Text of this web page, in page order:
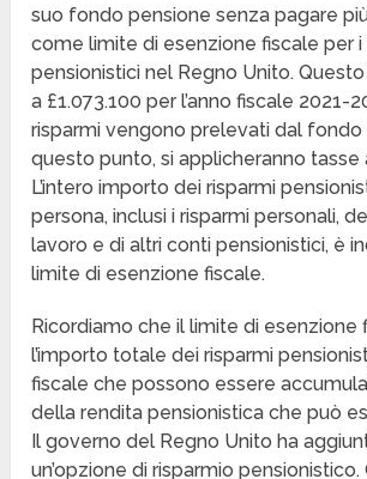
suo fondo pensione senza pagare
come limite di esenzione fiscale per i
pensionistici nel Regno Unito.
a £1.073.100 per l’anno fiscale 2021-
risparmi vengono prelevati dal
questo punto, si applicheranno tasse
L’intero importo dei risparmi
persona, inclusi i risparmi personali,
lavoro e di altri conti pensionistici, è
limite di esenzione fiscale.
Ricordiamo che il limite di esenzione
l’importo totale dei risparmi
fiscale che possono essere
della rendita pensionistica che può
Il governo del Regno Unito ha
un’opzione di risparmio